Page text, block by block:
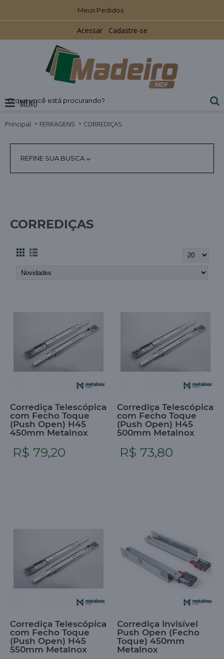
Meus Pedidos
Acessar Cadastre-se
MENU
Principal FERRAGENS CORREDIÇAS
REFINE SUA BUSCA
CORREDIÇAS
Corrediça Telescópica
com Fecho Toque
(Push Open) H45
450mm Metalnox
R$ 79,20
Corrediça Telescópica
com Fecho Toque
(Push Open) H45
500mm Metalnox
R$ 73,80
Corrediça Telescópica
com Fecho Toque
(Push Open) H45
550mm Metalnox
Corrediça Invisível
Push Open (Fecho
Toque) 450mm
Metalnox